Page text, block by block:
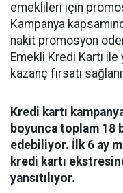
emeklileri için
Kampanya
nakit promosyon
Emekli Kredi Kartı
kazanç fırsatı
Kredi kartı
boyunca toplam 18
edebiliyor. İlk 6 ay
kredi kartı
yansıtılıyor.